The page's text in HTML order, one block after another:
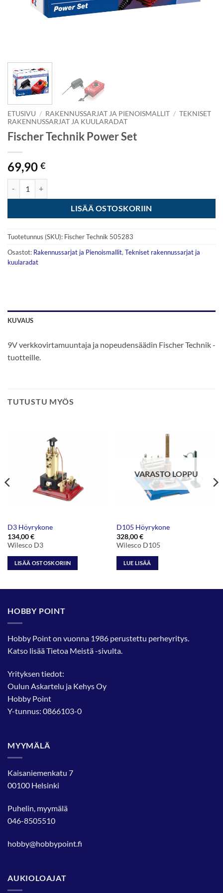
ETUSIVU / RAKENNUSSARJAT JA PIENOISMALLIT / TEKNISET
RAKENNUSSARJAT JA KUULARADAT
Fischer Technik Power Set
69,90 €
LISÄÄ OSTOSKORIIN
Tuotetunnus (SKU): Fischer Technik 505283
Osastot: Rakennussarjat ja Pienoismallit, Tekniset rakennussarjat ja
kuularadat
KUVAUS
9V verkkovirtamuuntaja ja nopeudensäädin Fischer Technik -
tuotteille.
TUTUSTU MYÖS
D3 Höyrykone
134,00€
Wilesco D3
LISÄÄ OSTOSKORIIN
VARASTO LOPPU
D105 Höyrykone
328,00€
Wilesco D105
LUE LISÄÄ
HOBBY POINT
Hobby Point on vuonna 1986 perustettu perheyritys.
Katso lisääTietoa Meistä-sivulta.
Yrityksen tiedot:
Oulun Askartelu ja Kehys Oy
Hobby Point
Y-tunnus: 0866103-0
MYYMÄLÄ
Kaisaniemenkatu 7
00100 Helsinki
Puhelin, myymälä
046-8505510
hobby@hobbypoint.fi
AUKIOLOAJAT